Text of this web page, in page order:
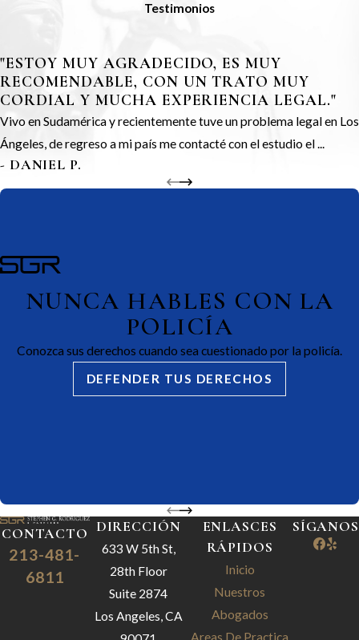
Testimonios
"ESTOY MUY AGRADECIDO, ES MUY
RECOMENDABLE, CON UN TRATO MUY
CORDIAL Y MUCHA EXPERIENCIA LEGAL."
Vivo en Sudamérica y recientemente tuve un problema legal en Los
Ángeles, de regreso a mi país me contacté con el estudio el ...
- DANIEL P.
NUNCA HABLES CON LA
POLICÍA
Conozca sus derechos cuando sea cuestionado por la policía.
DEFENDER TUS DERECHOS
CONTACTO
213-481-
6811
DIRECCIÓN
633 W 5th St,
28th Floor
Suite 2874
Los Angeles, CA
ENLASCES
RÁPIDOS
Inicio
Nuestros
Abogados
Areas De Practica
SÍGANOS